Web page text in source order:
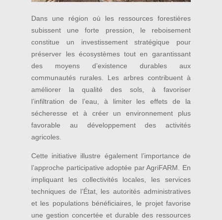
Dans une région où les ressources forestières
subissent une forte pression, le reboisement
constitue un investissement stratégique pour
préserver les écosystèmes tout en garantissant
des moyens d’existence durables aux
communautés rurales. Les arbres contribuent à
améliorer la qualité des sols, à favoriser
l’infiltration de l’eau, à limiter les effets de la
sécheresse et à créer un environnement plus
favorable au développement des activités
agricoles.
Cette initiative illustre également l’importance de
l’approche participative adoptée par AgriFARM. En
impliquant les collectivités locales, les services
techniques de l’État, les autorités administratives
et les populations bénéficiaires, le projet favorise
une gestion concertée et durable des ressources